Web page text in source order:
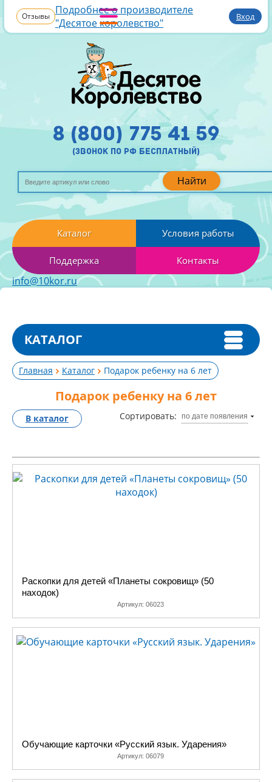
Отзывы Подробнее о производителе
"Десятое королевство"
Вход
Найти
8 (800) 775 41 59
(звонок по рф бесплатный)
Каталог Условия работы
Поддержка Контакты
info@10kor.ru
КАТАЛОГ
Главная Каталог Подарок ребенку на 6 лет
Подарок ребенку на 6 лет
Сортировать: по дате появления
В каталог
Раскопки для детей «Планеты сокровищ» (50
находок)
Артикул: 06023
Обучающие карточки «Русский язык. Ударения»
Артикул: 06079